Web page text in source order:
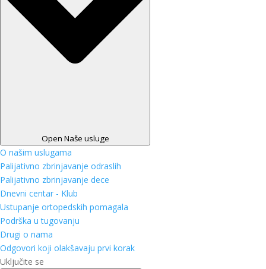
Open Naše usluge
O našim uslugama
Palijativno zbrinjavanje odraslih
Palijativno zbrinjavanje dece
Dnevni centar - Klub
Ustupanje ortopedskih pomagala
Podrška u tugovanju
Drugi o nama
Odgovori koji olakšavaju prvi korak
Uključite se